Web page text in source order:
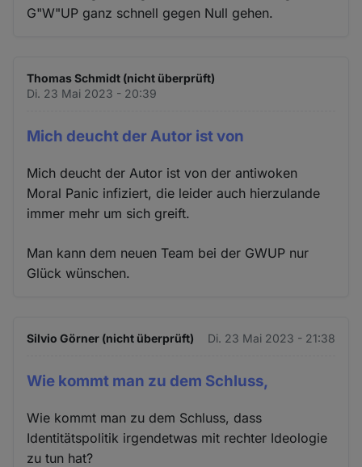
G"W"UP ganz schnell gegen Null gehen.
Thomas Schmidt (nicht überprüft)
Di. 23 Mai 2023 - 20:39
Mich deucht der Autor ist von
Mich deucht der Autor ist von der antiwoken
Moral Panic infiziert, die leider auch hierzulande
immer mehr um sich greift.
Man kann dem neuen Team bei der GWUP nur
Glück wünschen.
Silvio Görner (nicht überprüft) Di. 23 Mai 2023 - 21:38
Wie kommt man zu dem Schluss,
Wie kommt man zu dem Schluss, dass
Identitätspolitik irgendetwas mit rechter Ideologie
zu tun hat?